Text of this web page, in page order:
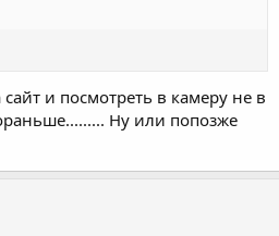
и посмотреть в камеру не в
Ну или попозже